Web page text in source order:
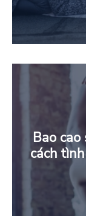
Bao
cách